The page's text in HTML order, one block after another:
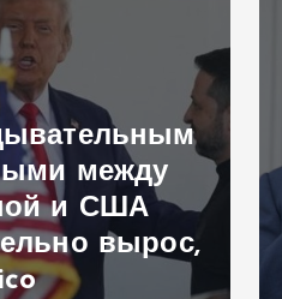
между
и США
вырос,